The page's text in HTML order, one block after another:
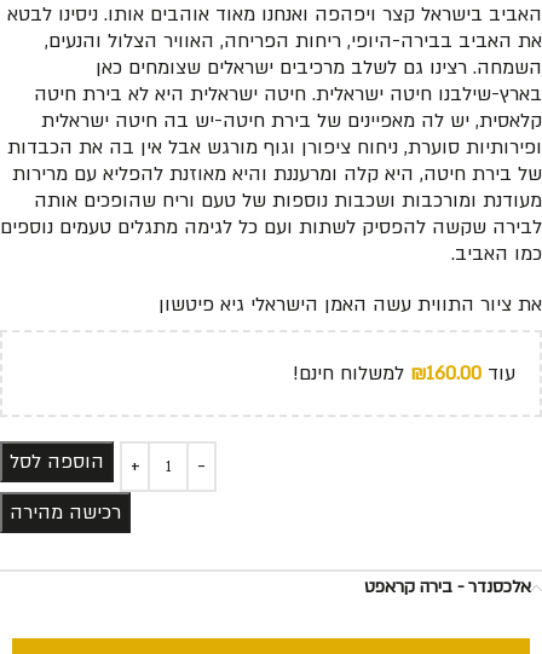
האביב בישראל קצר ויפהפה ואנחנו מאוד אוהבים אותו. ניסינו לבטא
את האביב בבירה-היופי, ריחות הפריחה, האוויר הצלול והנעים,
השמחה. רצינו גם לשלב מרכיבים ישראלים שצומחים כאן
בארץ-שילבנו חיטה ישראלית. חיטה ישראלית היא לא בירת חיטה
קלאסית, יש לה מאפיינים של בירת חיטה-יש בה חיטה ישראלית
ופירותיות סוערת, ניחוח ציפורן וגוף מורגש אבל אין בה את הכבדות
של בירת חיטה, היא קלה ומרעננת והיא מאוזנת להפליא עם מרירות
מעודנת ומורכבות ושכבות נוספות של טעם וריח שהופכים אותה
לבירה שקשה להפסיק לשתות ועם כל לגימה מתגלים טעמים נוספים
כמו האביב.
את ציור התווית עשה האמן הישראלי גיא פיטשון
עוד ₪160.00 למשלוח חינם!
הוספה לסל
רכישה מהירה
אלכסנדר - בירה קראפט